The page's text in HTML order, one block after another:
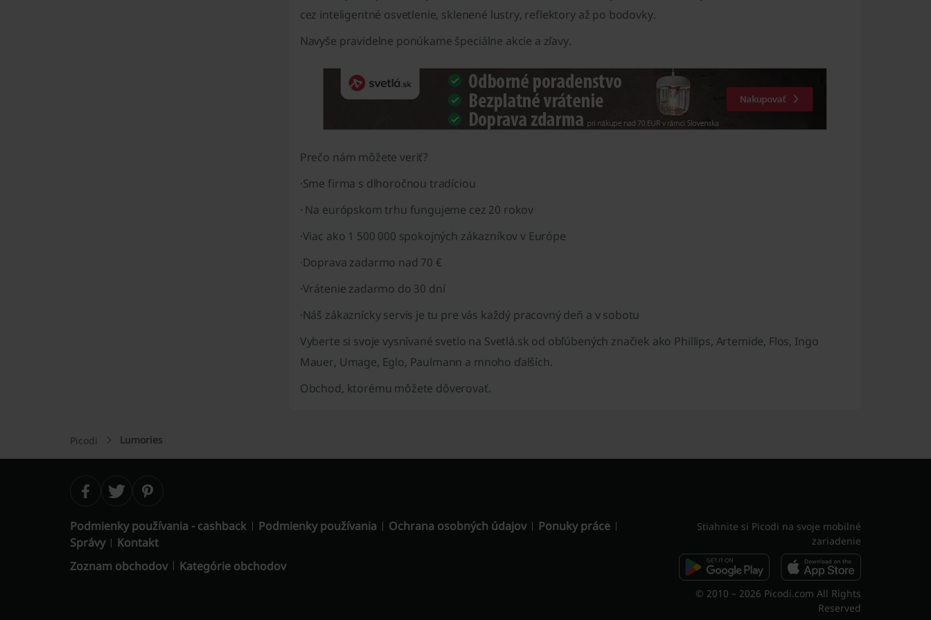
cez inteligentné osvetlenie, sklenené lustry, reflektory až po bodovky.
Navyše pravidelne ponúkame špeciálne akcie a zľavy.
Prečo nám môžete veriť?
·Sme firma s dlhoročnou tradíciou
· Na európskom trhu fungujeme cez 20 rokov
·Viac ako 1 500 000 spokojných zákazníkov v Európe
·Doprava zadarmo nad 70 €
·Vrátenie zadarmo do 30 dní
·Náš zákaznícky servis je tu pre vás každý pracovný deň a v sobotu
Vyberte si svoje vysnívané svetlo na Svetlá.sk od obľúbených značiek ako Phillips, Artemide, Flos, Ingo
Mauer, Umage, Eglo, Paulmann a mnoho ďalších.
Obchod, ktorému môžete dôverovať.
Picodi Lumories
Podmienky používania - cashback Podmienky používania Ochrana osobných údajov
Ponuky práce
Správy
Kontakt
Zoznam obchodov
Kategórie obchodov
Stiahnite si Picodi na svoje mobilné
zariadenie
© 2010 – 2026 Picodi.com All Rights
Reserved